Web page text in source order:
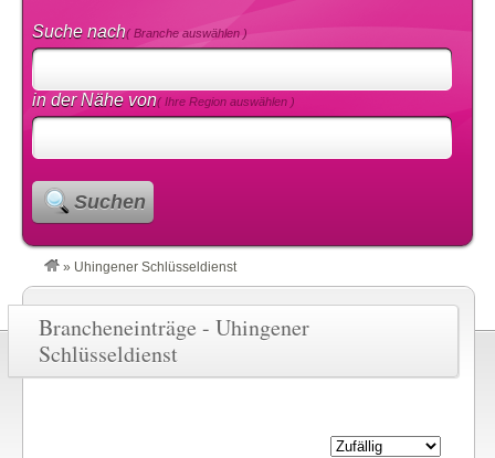
Suche nach( Branche auswählen )
in der Nähe von( Ihre Region auswählen )
Suchen
» Uhingener Schlüsseldienst
Brancheneinträge - Uhingener
Schlüsseldienst